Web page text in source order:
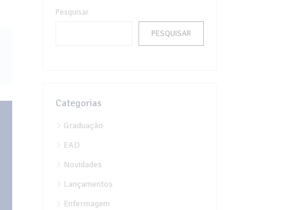
Pesquisar
PESQUISAR
Categorias
Graduação
EAD
Novidades
Lançamentos
Enfermagem